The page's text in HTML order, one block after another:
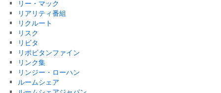
リー・マック
リアリティ番組
リクルート
リスク
リビタ
リポビタンファイン
リンク集
リンジー・ローハン
ルームシェア